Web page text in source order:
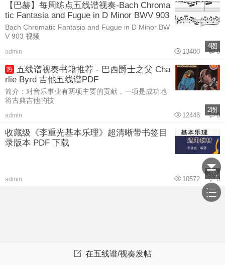
4图
【巴赫】每周练点五线谱视奏-Bach Chroma
tic Fantasia and Fugue in D Minor BWV 903
Bach Chromatic Fantasia and Fugue in D Minor BW
V 903 视频
admin 0
13400
2图
热 五线谱视奏书籍推荐 - 巴西爵士之父 Cha
rlie Byrd 吉他五线谱PDF
简介：对音乐事业有两项主要的贡献，一项是成功地
将古典吉他的技
admin 0
12448
2图
收藏级《李重光基本乐理》超清晰带书签目
录版本 PDF 下载
admin 0
10572
在五线谱/视奏发帖